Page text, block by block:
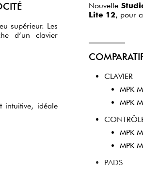
Les
d’un clavier
intuitive, idéale
Nouvelle
Lite 12 , pour
CLAVIER
MPK
MPK
MPK
MPK
PADS